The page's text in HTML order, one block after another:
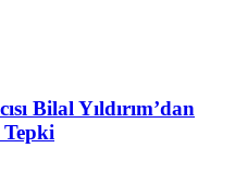
Bilal Yıldırım’dan
Tepki